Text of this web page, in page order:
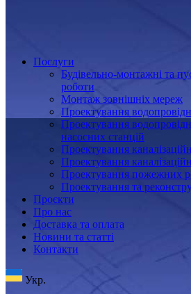
Послуги
Будівельно-монтажні та
роботи
Монтаж зовнішніх мереж
Проектування
Проектування
насосних станцій
Проектування
Проектування
Проектування пожежних
Проектування та
Проєкти
Про нас
Доставка та оплата
Новини та статті
Контакти
Укр.